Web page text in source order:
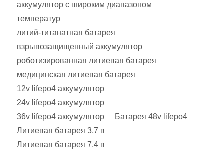
аккумулятор с широким диапазоном
температур
литий-титанатная батарея
взрывозащищенный аккумулятор
роботизированная литиевая батарея
медицинская литиевая батарея
12v lifepo4 аккумулятор
24v lifepo4 аккумулятор
36v lifepo4 аккумулятор
Батарея 48v lifepo4
Литиевая батарея 3,7 в
Литиевая батарея 7,4 в